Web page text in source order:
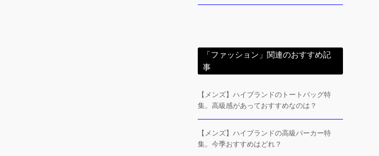
「ファッション」関連のおすすめ記
事
【メンズ】ハイブランドのトートバッグ特
集。高級感があっておすすめなのは？
【メンズ】ハイブランドの高級パーカー特
集。今季おすすめはどれ？